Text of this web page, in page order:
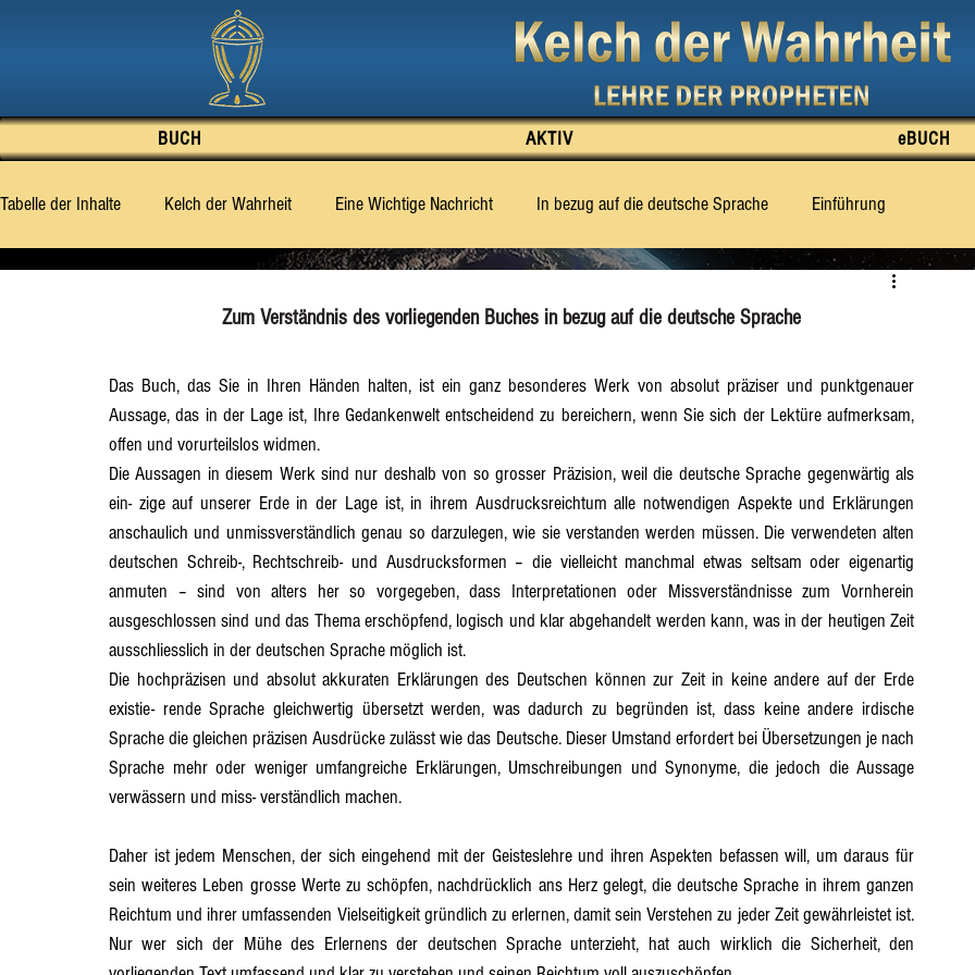
BUCH AKTIV eBUCH
Tabelle der Inhalte Kelch der Wahrheit Eine Wichtige Nachricht In bezug auf die deutsche Sprache Einführung
Was für das Dritte Jahrtausend prop
‹Billy› Eduard Albert Meier [BEAM] Abschnitt 1 Abschnitt 2 Abschnitt 3 Abschnitt 4 Abschnitt 5
Abschnitt 6 Abschnitt 7 Abschnitt 8 Abschnitt 9 Abschnitt 10 Abschnitt 11 Abschnitt 12
Abschnitt 13 Abschnitt 14 Abschnitt 15 Abschnitt 16 Abschnitt 17 Abschnitt 18 Abschnitt 19
Abschnitt 21
Zum Verständnis des vorliegenden Buches in bezug auf die deutsche Sprache
Das Buch, das Sie in Ihren Händen halten, ist ein ganz besonderes Werk von absolut präziser und punktgenauer
Aussage, das in der Lage ist, Ihre Gedankenwelt entscheidend zu bereichern, wenn Sie sich der Lektüre aufmerksam,
offen und vorurteilslos widmen.
Die Aussagen in diesem Werk sind nur deshalb von so grosser Präzision, weil die deutsche Sprache gegenwärtig als
ein- zige auf unserer Erde in der Lage ist, in ihrem Ausdrucksreichtum alle notwendigen Aspekte und Erklärungen
anschaulich und unmissverständlich genau so darzulegen, wie sie verstanden werden müssen. Die verwendeten alten
deutschen Schreib-, Rechtschreib- und Ausdrucksformen – die vielleicht manchmal etwas seltsam oder eigenartig
anmuten – sind von alters her so vorgegeben, dass Interpretationen oder Missverständnisse zum Vornherein
ausgeschlossen sind und das Thema erschöpfend, logisch und klar abgehandelt werden kann, was in der heutigen Zeit
ausschliesslich in der deutschen Sprache möglich ist.
Die hochpräzisen und absolut akkuraten Erklärungen des Deutschen können zur Zeit in keine andere auf der Erde
existie- rende Sprache gleichwertig übersetzt werden, was dadurch zu begründen ist, dass keine andere irdische
Sprache die gleichen präzisen Ausdrücke zulässt wie das Deutsche. Dieser Umstand erfordert bei Übersetzungen je nach
Sprache mehr oder weniger umfangreiche Erklärungen, Umschreibungen und Synonyme, die jedoch die Aussage
verwässern und miss- verständlich machen.
Daher ist jedem Menschen, der sich eingehend mit der Geisteslehre und ihren Aspekten befassen will, um daraus für
sein weiteres Leben grosse Werte zu schöpfen, nachdrücklich ans Herz gelegt, die deutsche Sprache in ihrem ganzen
Reichtum und ihrer umfassenden Vielseitigkeit gründlich zu erlernen, damit sein Verstehen zu jeder Zeit gewährleistet ist.
Nur wer sich der Mühe des Erlernens der deutschen Sprache unterzieht, hat auch wirklich die Sicherheit, den